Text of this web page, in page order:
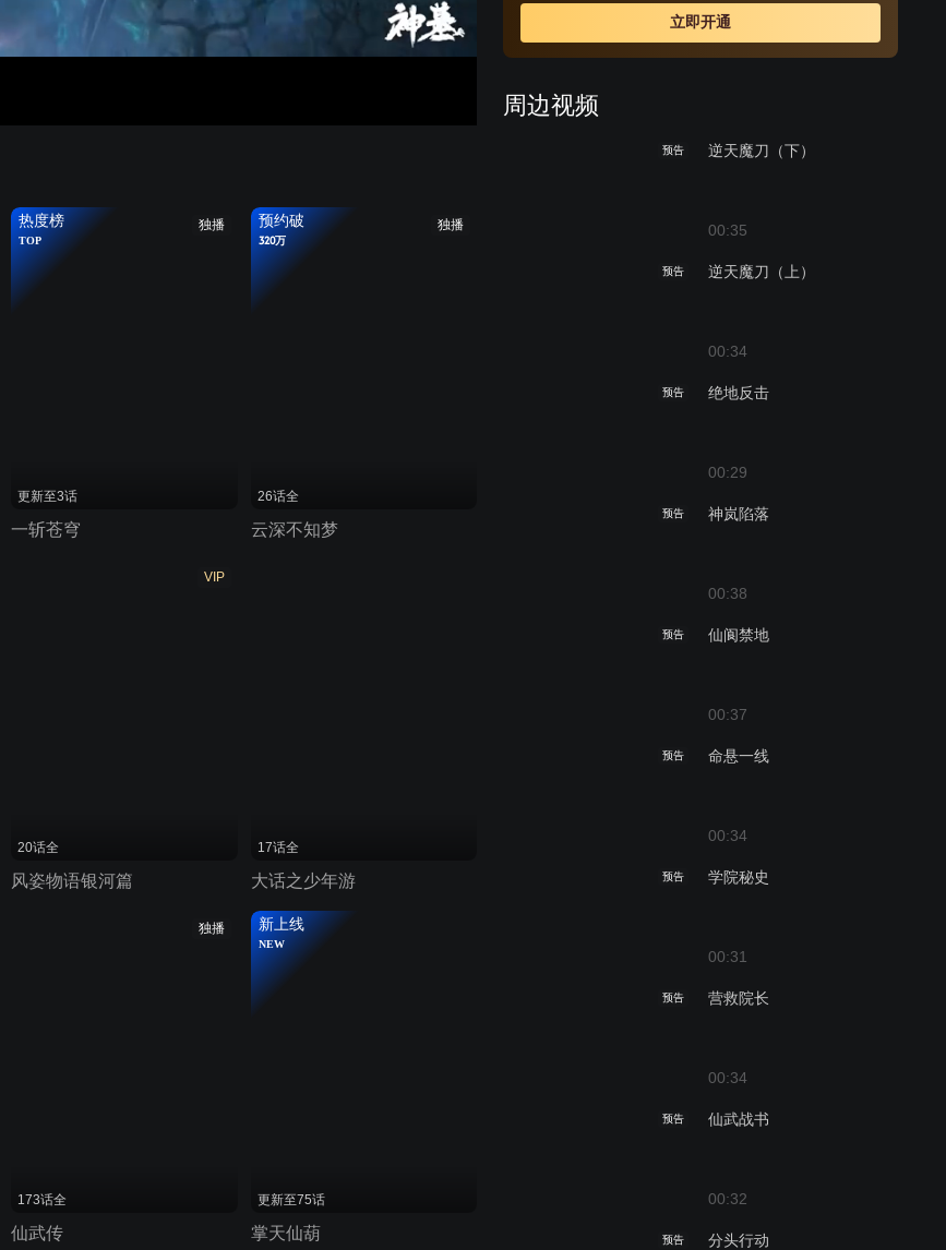
立即开通
周边视频
预告 逆天魔刀（下）
00:35
预告 逆天魔刀（上）
00:34
预告 绝地反击
00:29
预告 神岚陷落
00:38
预告 仙阆禁地
00:37
预告 命悬一线
00:34
预告 学院秘史
00:31
预告 营救院长
00:34
预告 仙武战书
00:32
预告 分头行动
独播
热度榜
TOP
更新至3话
一斩苍穹
独播
预约破
320万
26话全
云深不知梦
VIP
20话全
风姿物语银河篇
17话全
大话之少年游
独播
173话全
仙武传
新上线
NEW
更新至75话
掌天仙葫